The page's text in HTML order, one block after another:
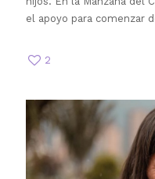
el apoyo para comenzar
2